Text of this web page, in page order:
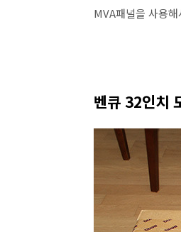
MVA패널을 사용
벤큐 32인치